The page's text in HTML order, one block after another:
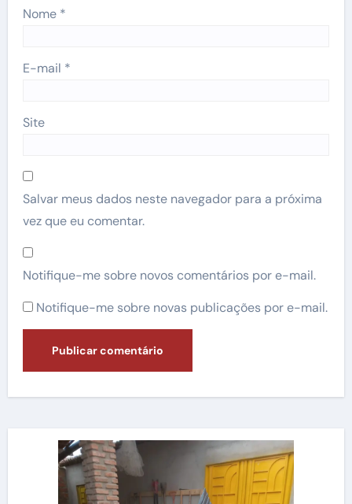
Nome *
E-mail *
Site
Salvar meus dados neste navegador para a próxima
vez que eu comentar.
Notifique-me sobre novos comentários por e-mail.
Notifique-me sobre novas publicações por e-mail.